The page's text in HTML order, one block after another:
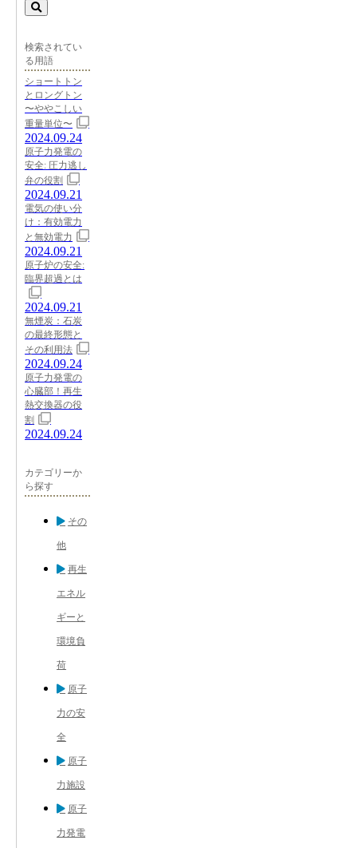
検索されてい
る用語
ショートトン
とロングトン
〜ややこしい
重量単位〜
2024.09.24
原子力発電の
安全: 圧力逃し
弁の役割
2024.09.21
電気の使い分
け：有効電力
と無効電力
2024.09.21
原子炉の安全:
臨界超過とは
2024.09.21
無煙炭：石炭
の最終形態と
その利用法
2024.09.24
原子力発電の
心臓部！再生
熱交換器の役
割
2024.09.24
カテゴリーか
ら探す
その
他
再生
エネル
ギーと
環境負
荷
原子
力の安
全
原子
力施設
原子
力発電